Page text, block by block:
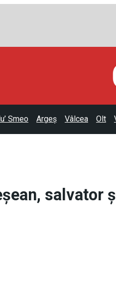
Smeo Argeș Vâlcea Olt
salvator